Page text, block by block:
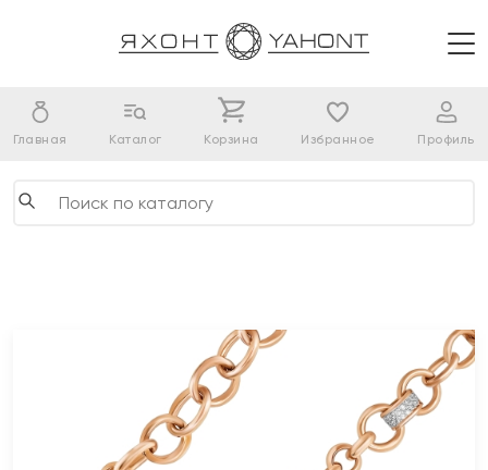
Главная Каталог Корзина Избранное Профиль